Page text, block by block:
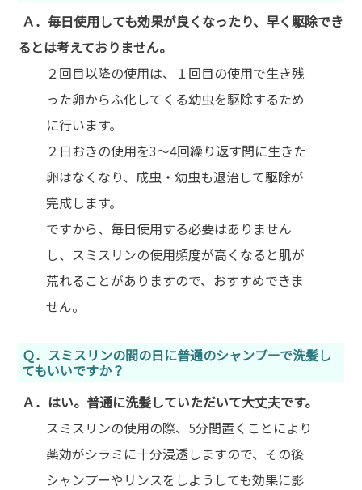
Ａ．毎日使用しても効果が良くなったり、早く駆除でき
るとは考えておりません。
２回目以降の使用は、１回目の使用で生き残
った卵からふ化してくる幼虫を駆除するため
に行います。
２日おきの使用を3～4回繰り返す間に生きた
卵はなくなり、成虫・幼虫も退治して駆除が
完成します。
ですから、毎日使用する必要はありません
し、スミスリンの使用頻度が高くなると肌が
荒れることがありますので、おすすめできま
せん。
Ｑ．スミスリンの間の日に普通のシャンプーで洗髪し
てもいいですか？
Ａ．はい。普通に洗髪していただいて大丈夫です。
スミスリンの使用の際、5分間置くことにより
薬効がシラミに十分浸透しますので、その後
シャンプーやリンスをしようしても効果に影